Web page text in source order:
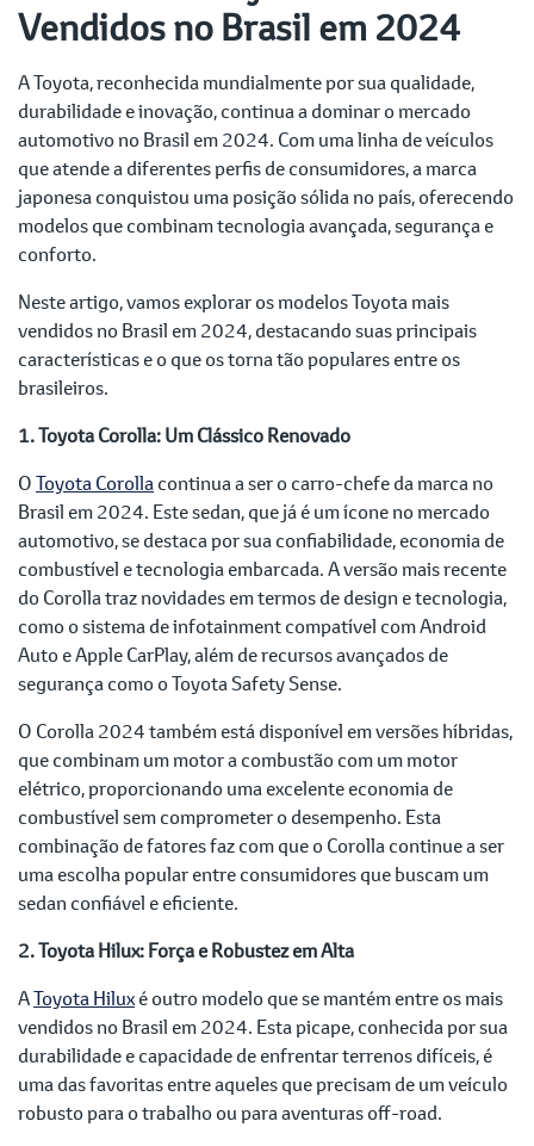
Vendidos no Brasil em 2024
A Toyota, reconhecida mundialmente por sua qualidade,
durabilidade e inovação, continua a dominar o mercado
automotivo no Brasil em 2024. Com uma linha de veículos
que atende a diferentes perfis de consumidores, a marca
japonesa conquistou uma posição sólida no país, oferecendo
modelos que combinam tecnologia avançada, segurança e
conforto.
Neste artigo, vamos explorar os modelos Toyota mais
vendidos no Brasil em 2024, destacando suas principais
características e o que os torna tão populares entre os
brasileiros.
1. Toyota Corolla: Um Clássico Renovado
OToyota Corollacontinua a ser o carro-chefe da marca no
Brasil em 2024. Este sedan, que já é um ícone no mercado
automotivo, se destaca por sua confiabilidade, economia de
combustível e tecnologia embarcada. A versão mais recente
do Corolla traz novidades em termos de design e tecnologia,
como o sistema de infotainment compatível com Android
Auto e Apple CarPlay, além de recursos avançados de
segurança como o Toyota Safety Sense.
O Corolla 2024 também está disponível em versões híbridas,
que combinam um motor a combustão com um motor
elétrico, proporcionando uma excelente economia de
combustível sem comprometer o desempenho. Esta
combinação de fatores faz com que o Corolla continue a ser
uma escolha popular entre consumidores que buscam um
sedan confiável e eficiente.
2. Toyota Hilux: Força e Robustez em Alta
AToyota Hiluxé outro modelo que se mantém entre os mais
vendidos no Brasil em 2024. Esta picape, conhecida por sua
durabilidade e capacidade de enfrentar terrenos difíceis, é
uma das favoritas entre aqueles que precisam de um veículo
robusto para o trabalho ou para aventuras off-road.